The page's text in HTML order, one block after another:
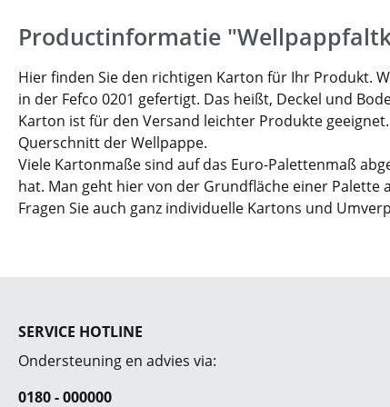
Productinformatie
Hier finden Sie den richtigen Karton für Ihr Produkt.
in der Fefco 0201 gefertigt. Das heißt, Deckel und
Karton ist für den Versand leichter Produkte
Querschnitt der Wellpappe.
Viele Kartonmaße sind auf das Euro-Palettenmaß
hat. Man geht hier von der Grundfläche einer Palette
Fragen Sie auch ganz individuelle Kartons und
SERVICE HOTLINE
Ondersteuning en advies via:
0180 - 000000